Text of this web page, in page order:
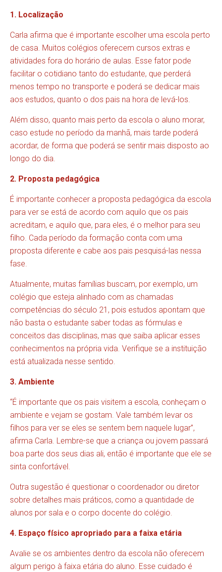
1. Localização
Carla afirma que é importante escolher uma escola perto
de casa. Muitos colégios oferecem cursos extras e
atividades fora do horário de aulas. Esse fator pode
facilitar o cotidiano tanto do estudante, que perderá
menos tempo no transporte e poderá se dedicar mais
aos estudos, quanto o dos pais na hora de levá-los.
Além disso, quanto mais perto da escola o aluno morar,
caso estude no período da manhã, mais tarde poderá
acordar, de forma que poderá se sentir mais disposto ao
longo do dia.
2. Proposta pedagógica
É importante conhecer a proposta pedagógica da escola
para ver se está de acordo com aquilo que os pais
acreditam, e aquilo que, para eles, é o melhor para seu
filho. Cada período da formação conta com uma
proposta diferente e cabe aos pais pesquisá-las nessa
fase.
Atualmente, muitas famílias buscam, por exemplo, um
colégio que esteja alinhado com as chamadas
competências do século 21, pois estudos apontam que
não basta o estudante saber todas as fórmulas e
conceitos das disciplinas, mas que saiba aplicar esses
conhecimentos na própria vida. Verifique se a instituição
está atualizada nesse sentido.
3. Ambiente
“É importante que os pais visitem a escola, conheçam o
ambiente e vejam se gostam. Vale também levar os
filhos para ver se eles se sentem bem naquele lugar”,
afirma Carla. Lembre-se que a criança ou jovem passará
boa parte dos seus dias ali, então é importante que ele se
sinta confortável.
Outra sugestão é questionar o coordenador ou diretor
sobre detalhes mais práticos, como a quantidade de
alunos por sala e o corpo docente do colégio.
4. Espaço físico apropriado para a faixa etária
Avalie se os ambientes dentro da escola não oferecem
algum perigo à faixa etária do aluno. Esse cuidado é